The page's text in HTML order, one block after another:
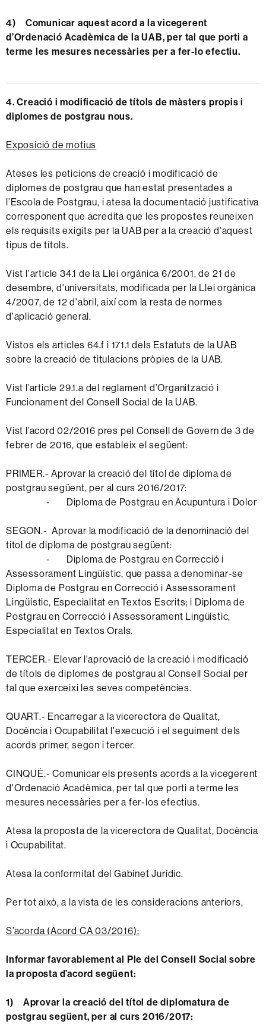
4) Comunicar aquest acord a la vicegerent
d’Ordenació Acadèmica de la UAB, per tal que porti a
terme les mesures necessàries per a fer-lo efectiu.
4. Creació i modificació de títols de màsters propis i
diplomes de postgrau nous.
Exposició de motius
Ateses les peticions de creació i modificació de
diplomes de postgrau que han estat presentades a
l’Escola de Postgrau, i atesa la documentació justificativa
corresponent que acredita que les propostes reuneixen
els requisits exigits per la UAB per a la creació d'aquest
tipus de títols.
Vist l'article 34.1 de la Llei orgànica 6/2001, de 21 de
desembre, d'universitats, modificada per la Llei orgànica
4/2007, de 12 d'abril, així com la resta de normes
d'aplicació general.
Vistos els articles 64.f i 171.1 dels Estatuts de la UAB
sobre la creació de titulacions pròpies de la UAB.
Vist l’article 29.1.a del reglament d’Organització i
Funcionament del Consell Social de la UAB.
Vist l’acord 02/2016 pres pel Consell de Govern de 3 de
febrer de 2016, que estableix el següent:
PRIMER.- Aprovar la creació del títol de diploma de
postgrau següent, per al curs 2016/2017:
- Diploma de Postgrau en Acupuntura i Dolor
SEGON.- Aprovar la modificació de la denominació del
títol de diploma de postgrau següent:
- Diploma de Postgrau en Correcció i
Assessorament Lingüístic, que passa a denominar-se
Diploma de Postgrau en Correcció i Assessorament
Lingüístic, Especialitat en Textos Escrits; i Diploma de
Postgrau en Correcció i Assessorament Lingüístic,
Especialitat en Textos Orals.
TERCER.- Elevar l'aprovació de la creació i modificació
de títols de diplomes de postgrau al Consell Social per
tal que exerceixi les seves competències.
QUART.- Encarregar a la vicerectora de Qualitat,
Docència i Ocupabilitat l'execució i el seguiment dels
acords primer, segon i tercer.
CINQUÈ.- Comunicar els presents acords a la vicegerent
d'Ordenació Acadèmica, per tal que porti a terme les
mesures necessàries per a fer-los efectius.
Atesa la proposta de la vicerectora de Qualitat, Docència
i Ocupabilitat.
Atesa la conformitat del Gabinet Jurídic.
Per tot això, a la vista de les consideracions anteriors,
S’acorda (Acord CA 03/2016):
Informar favorablement al Ple del Consell Social sobre
la proposta d’acord següent:
1) Aprovar la creació del títol de diplomatura de
postgrau següent, per al curs 2016/2017: